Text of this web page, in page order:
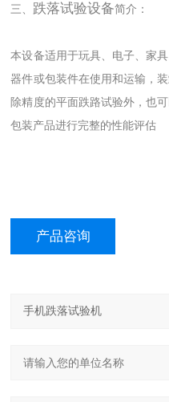
三、 跌落试验设备简介：
本设备适用于玩具、电子、家
器件或包装件在使用和运输，
除精度的平面跌路试验外，也
包装产品进行完整的性能评估
产品咨询